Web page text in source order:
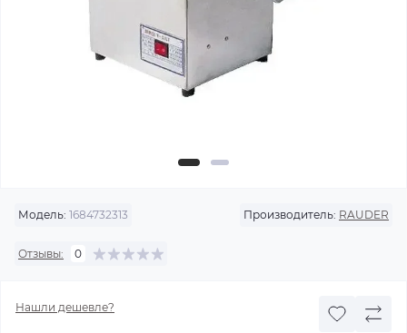
Модель: 1684732313 Производитель: RAUDER
Отзывы: 0
Нашли дешевле?